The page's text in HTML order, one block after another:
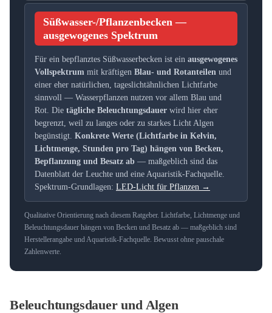
Süßwasser-/Pflanzenbecken —
ausgewogenes Spektrum
Für ein bepflanztes Süßwasserbecken ist ein ausgewogenes
Vollspektrum mit kräftigen Blau- und Rotanteilen und
einer eher natürlichen, tageslichtähnlichen Lichtfarbe
sinnvoll — Wasserpflanzen nutzen vor allem Blau und
Rot. Die tägliche Beleuchtungsdauer wird hier eher
begrenzt, weil zu langes oder zu starkes Licht Algen
begünstigt. Konkrete Werte (Lichtfarbe in Kelvin,
Lichtmenge, Stunden pro Tag) hängen von Becken,
Bepflanzung und Besatz ab — maßgeblich sind das
Datenblatt der Leuchte und eine Aquaristik-Fachquelle.
Spektrum-Grundlagen: LED-Licht für Pflanzen →
Qualitative Orientierung nach diesem Ratgeber. Lichtfarbe, Lichtmenge und
Beleuchtungsdauer hängen von Becken und Besatz ab — maßgeblich sind
Herstellerangabe und Aquaristik-Fachquelle. Bewusst ohne pauschale
Zahlenwerte.
Beleuchtungsdauer und Algen